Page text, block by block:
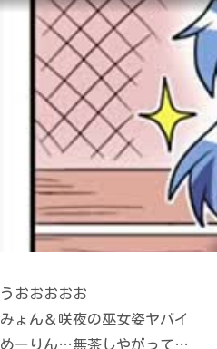
うおおおおお
みょん＆咲夜の巫女姿ヤバイ
めーりん…無茶しやがって…